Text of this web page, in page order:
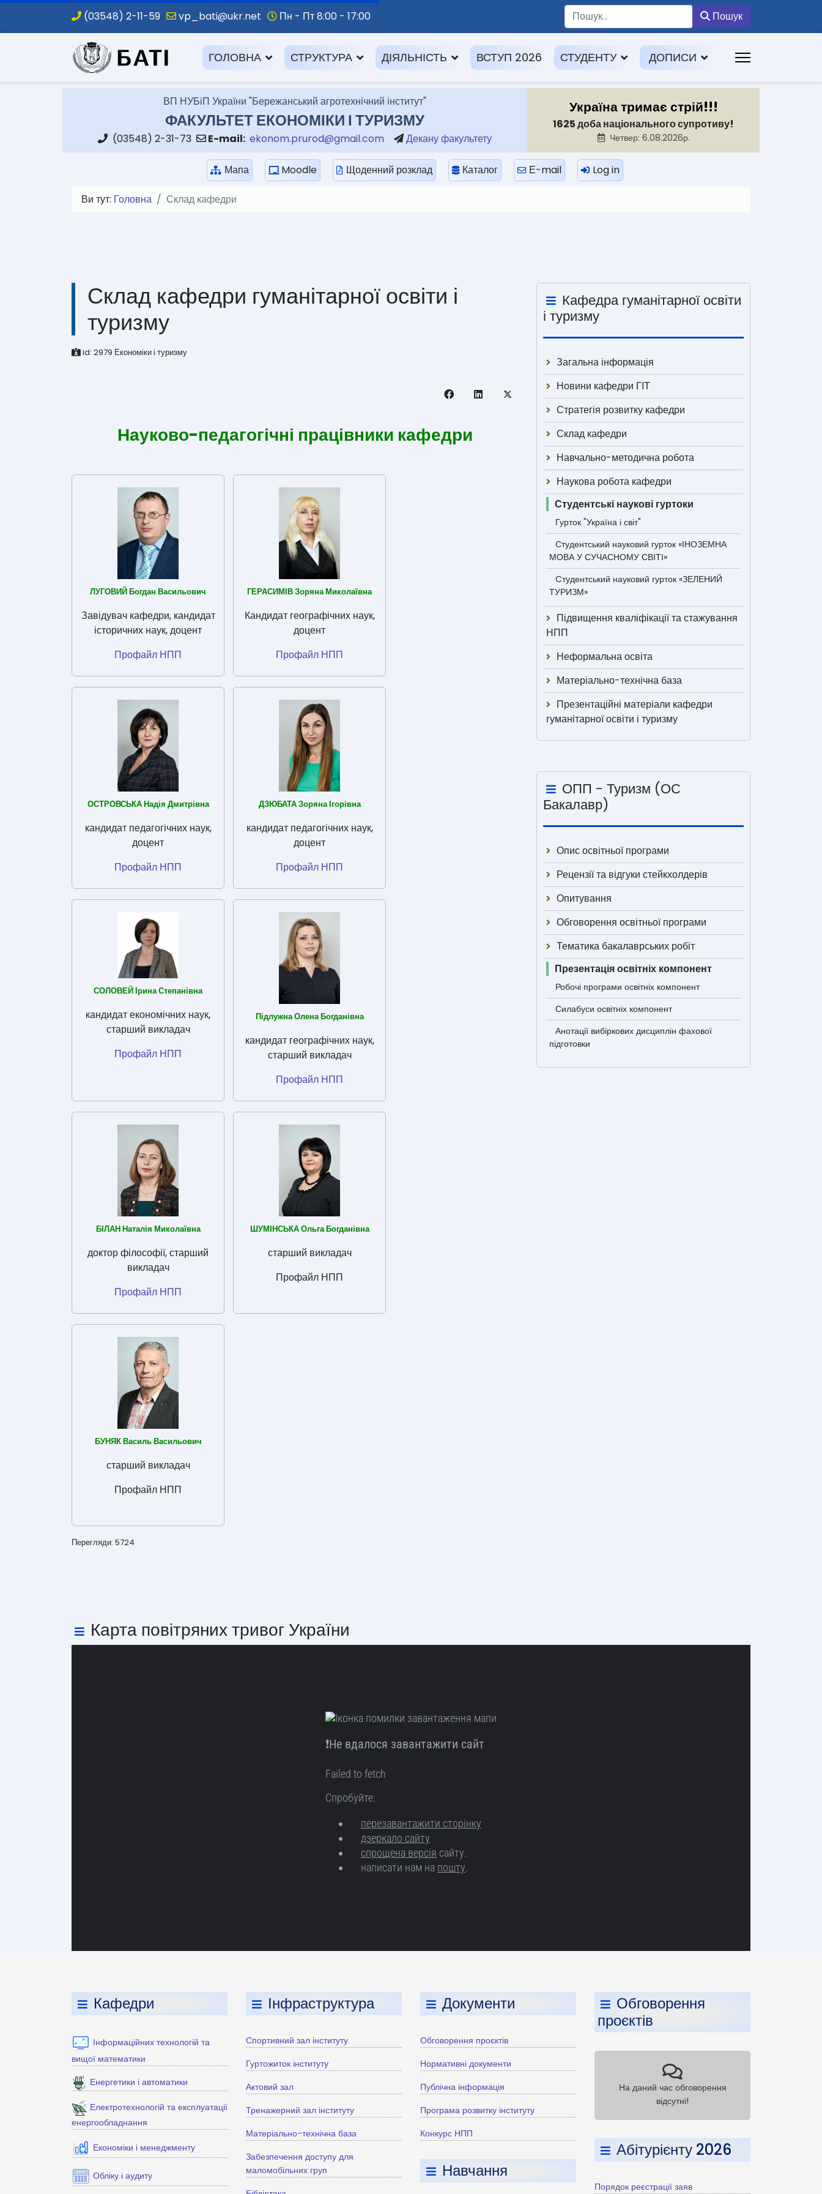
(03548) 2-11-59 vp_bati@ukr.net Пн - Пт 8:00 - 17:00 Пошук
.
ГОЛОВНА СТРУКТУРА ДІЯЛЬНІСТЬ ВСТУП 2026 СТУДЕНТУ ДОПИСИ
ВП НУБіП України "Бережанський агротехнічний інститут"
ФАКУЛЬТЕТ ЕКОНОМІКИ І ТУРИЗМУ
(03548) 2-31-73 E-mail: ekonom.prurod@gmail.com Декану факультету
Україна тримає стрій!!!
1625 доба національного супротиву!
Четвер: 6.08.2026р.
Мапа Moodle Щоденний розклад Каталог Е-mail Log in
Ви тут: Головна Склад кафедри
Склад кафедри гуманітарної освіти і
туризму
id: 2979 Економіки і туризму
Науково-педагогічні працівники кафедри
ЛУГОВИЙ Богдан Васильович
Завідувач кафедри, кандидат
історичних наук, доцент
Профайл НПП
ГЕРАСИМІВ Зоряна Миколаївна
Кандидат географічних наук,
доцент
Профайл НПП
ОСТРОВСЬКА Надія Дмитрівна
кандидат педагогічних наук,
доцент
Профайл НПП
ДЗЮБАТА Зоряна Ігорівна
кандидат педагогічних наук,
доцент
Профайл НПП
СОЛОВЕЙ Ірина Степанівна
кандидат економічних наук,
старший викладач
Профайл НПП
Підлужна Олена Богданівна
кандидат географічних наук,
старший викладач
Профайл НПП
БІЛАН Наталія Миколаївна
доктор філософії, старший
викладач
Профайл НПП
ШУМІНСЬКА Ольга Богданівна
старший викладач
Профайл НПП
БУНЯК Василь Васильович
старший викладач
Профайл НПП
Перегляди: 5724
Кафедра гуманітарної освіти
і туризму
Загальна інформація
Новини кафедри ГІТ
Стратегія розвитку кафедри
Склад кафедри
Навчально-методична робота
Наукова робота кафедри
Студентські наукові гуртоки
Гурток "Україна і світ"
Студентський науковий гурток «ІНОЗЕМНА
МОВА У СУЧАСНОМУ СВІТІ»
Cтудентський науковий гурток «ЗЕЛЕНИЙ
ТУРИЗМ»
Підвищення кваліфікації та стажування
НПП
Неформальна освіта
Матеріально-технічна база
Презентаційні матеріали кафедри
гуманітарної освіти і туризму
ОПП - Туризм (ОС
Бакалавр)
Опис освітньої програми
Рецензії та відгуки стейкхолдерів
Опитування
Обговорення освітньої програми
Тематика бакалаврських робіт
Презентація освітніх компонент
Робочі програми освітніх компонент
Силабуси освітніх компонент
Анотації вибіркових дисциплін фахової
підготовки
Карта повітряних тривог України
Кафедри
Інформаційних технологій та
вищої математики
Енергетики і автоматики
Електротехнологій та експлуатації
енергообладнання
Економіки і менеджменту
Обліку і аудиту
Інфраструктура
Спортивний зал інституту
Гуртожиток інституту
Актовий зал
Тренажерний зал інституту
Матеріально-технічна база
Забезпечення доступу для
маломобільних груп
Документи
Обговорення проєктів
Нормативні документи
Публічна інформація
Програма розвитку інституту
Конкурс НПП
Навчання
Обговорення
проєктів
На даний час обговорення
відсутні!
Абітурієнту 2026
Порядок реєстрації заяв